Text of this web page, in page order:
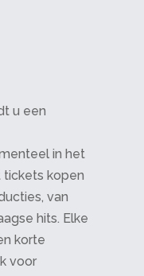
u een
in het
tickets kopen
van
hits. Elke
korte
voor